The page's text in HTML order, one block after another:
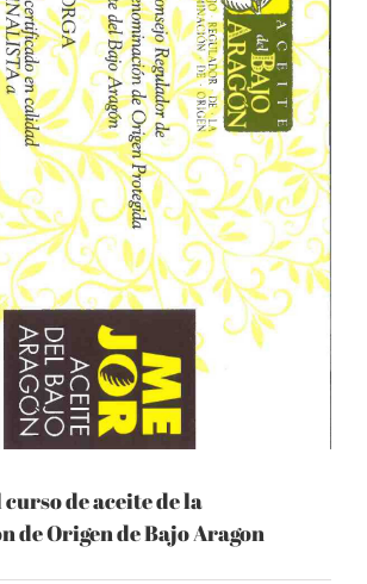
de aceite de la
de Origen de Bajo Aragon